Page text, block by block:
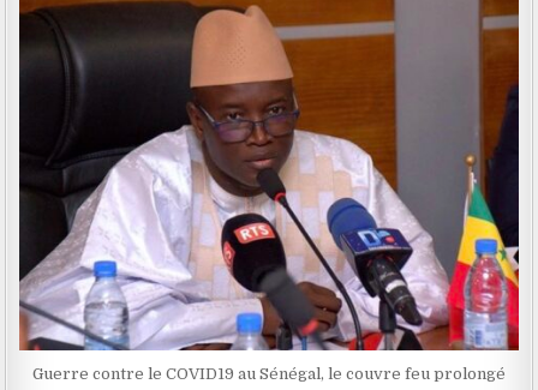
Guerre contre le COVID19 au Sénégal, le couvre feu prolongé